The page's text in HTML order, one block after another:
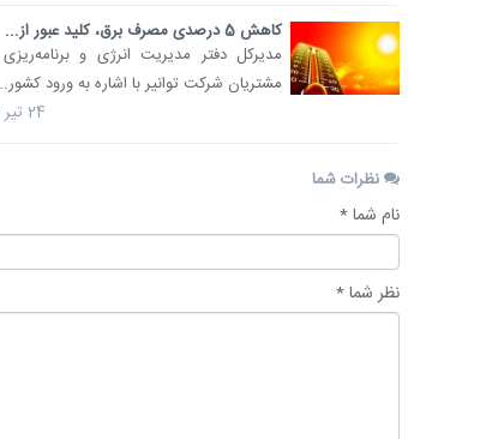
کاهش 5 درصدی مصرف برق، کلید عبور از...
مدیرکل دفتر مدیریت انرژی و
مشتریان شرکت توانیر با اشاره به ورود
24 تیر 1405
نظرات شما
نام شما *
نظر شما *